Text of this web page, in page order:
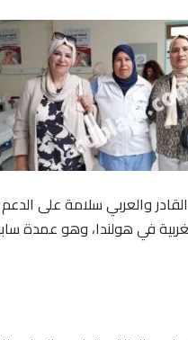
والعربي سلامة على
في هولندا، وهو عمدة